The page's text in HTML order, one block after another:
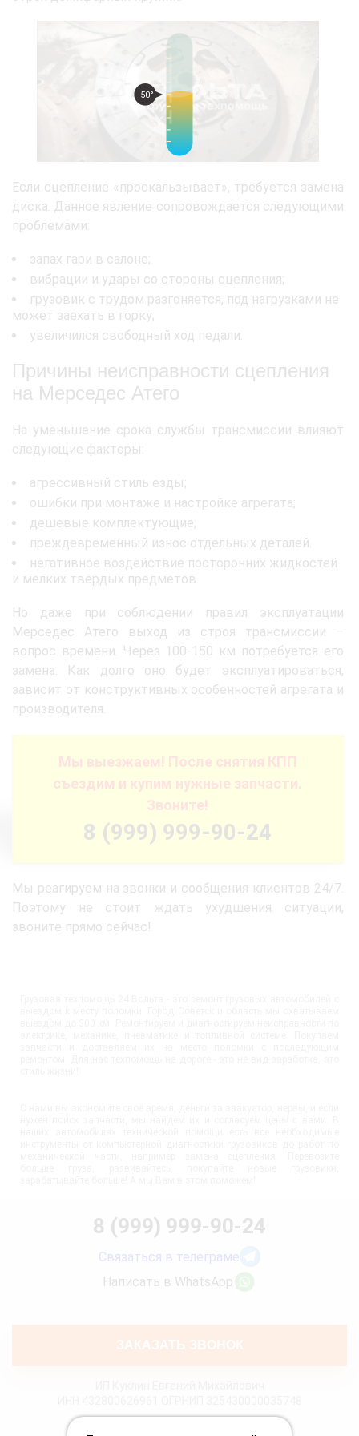
50°
Если сцепление «проскальзывает», требуется замена
диска. Данное явление сопровождается следующими
проблемами:
запах гари в салоне;
вибрации и удары со стороны сцепления;
грузовик с трудом разгоняется, под нагрузками не
может заехать в горку;
увеличился свободный ход педали.
Причины неисправности сцепления
на Мерседес Атего
На уменьшение срока службы трансмиссии влияют
следующие факторы:
агрессивный стиль езды;
ошибки при монтаже и настройке агрегата;
дешевые комплектующие;
преждевременный износ отдельных деталей.
негативное воздействие посторонних жидкостей
и мелких твердых предметов.
Но даже при соблюдении правил эксплуатации
Мерседес Атего выход из строя трансмиссии –
вопрос времени. Через 100-150 км потребуется его
замена. Как долго оно будет эксплуатироваться,
зависит от конструктивных особенностей агрегата и
производителя.
Мы выезжаем! После снятия КПП
съездим и купим нужные запчасти.
Звоните!
8 (999) 999-90-24
Мы реагируем на звонки и сообщения клиентов 24/7.
Поэтому не стоит ждать ухудшения ситуации,
звоните прямо сейчас!
8 (999) 999-90-24
Связаться в телеграме
Написать в WhatsApp
ЗАКАЗАТЬ ЗВОНОК